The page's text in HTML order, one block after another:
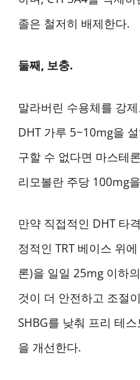
졸은 철저히 배제한다.
둘째, 보충.
말라버린 수용체를 강
DHT 가루 5~10mg을
구할 수 없다면 마스테
리모볼란 주당 100mg
만약 직접적인 DHT 타
정적인 TRT 베이스 위
론)을 일일 25mg 이하
것이 더 안전하고 조절
SHBG를 낮춰 프리 테
을 개선한다.